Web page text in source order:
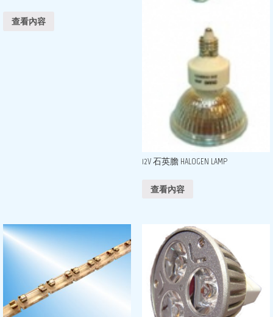
查看內容
12V 石英膽 HALOGEN LAMP
查看內容